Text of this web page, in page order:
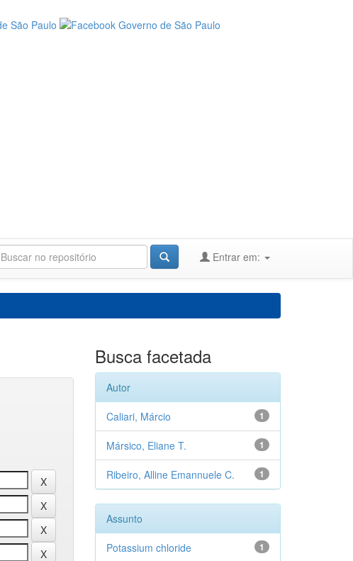
Entrar em:
Busca facetada
Autor
1
Caliari, Márcio
1
Mársico, Eliane T.
1
Ribeiro, Alline Emannuele C.
Assunto
1
Potassium chloride